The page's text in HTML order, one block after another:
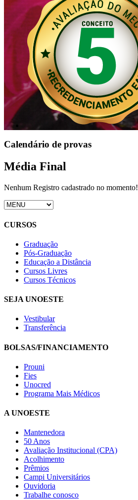
Calendário de provas
Média Final
Nenhum Registro cadastrado no momento!
CURSOS
Graduação
Pós-Graduação
Educação a Distância
Cursos Livres
Cursos Técnicos
SEJA UNOESTE
Vestibular
Transferência
BOLSAS/FINANCIAMENTO
Prouni
Fies
Unocred
Programa Mais Médicos
A UNOESTE
Mantenedora
50 Anos
Avaliação Institucional (CPA)
Acolhimento
Prêmios
Campi Universitários
Ouvidoria
Trabalhe conosco